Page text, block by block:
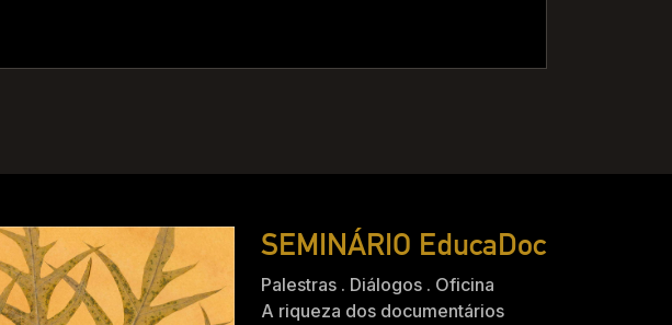
SEMINÁRIO EducaDoc
Palestras . Diálogos . Oficina
A riqueza dos documentários